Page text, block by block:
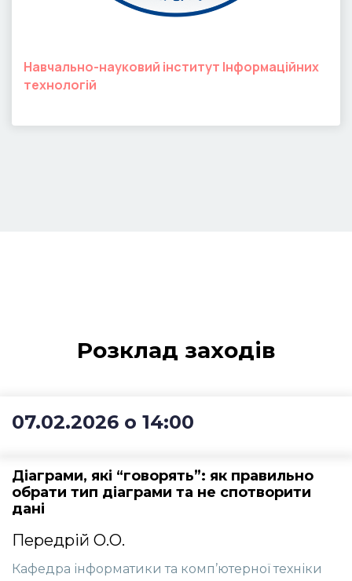
Навчально-науковий інститут Інформаційних
технологій
Розклад заходів
07.02.2026 о 14:00
Діаграми, які “говорять”: як правильно
обрати тип діаграми та не спотворити
дані
Передрій О.О.
Кафедра інформатики та комп’ютерної техніки